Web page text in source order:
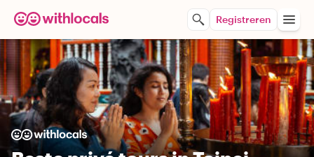
Registreren